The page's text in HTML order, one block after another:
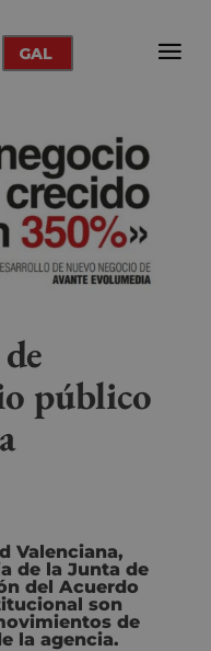
GAL
público
Valenciana,
de la Junta de
del Acuerdo
son
de
la agencia.